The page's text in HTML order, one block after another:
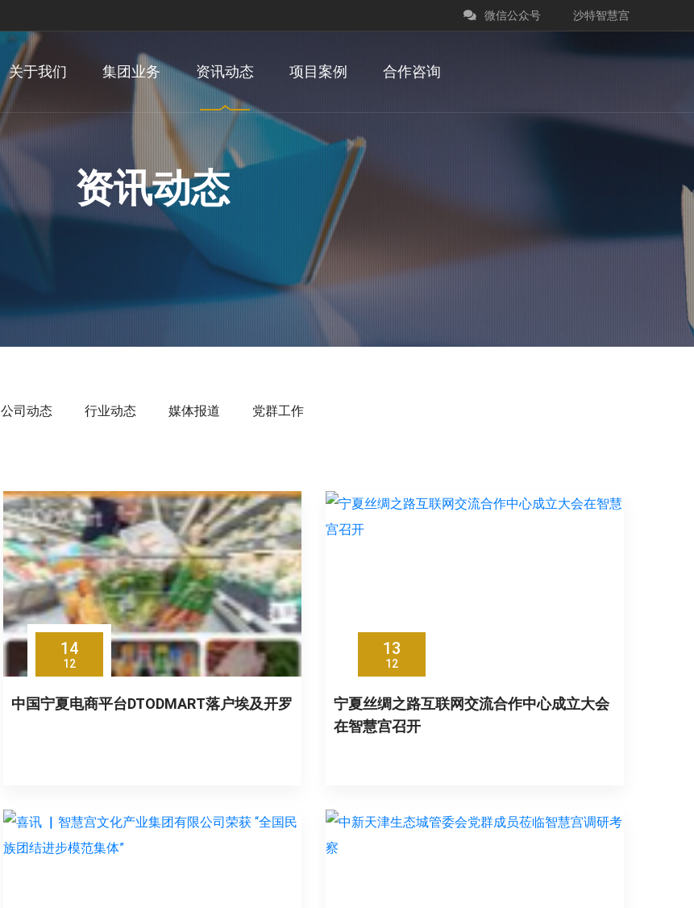
沙特智慧宫
微信公众号
关于我们 集团业务 资讯动态 项目案例 合作咨询
资讯动态
公司动态 行业动态 媒体报道 党群工作
14
12
中国宁夏电商平台DTODMART落户埃及开罗
13
12
宁夏丝绸之路互联网交流合作中心成立大会
在智慧宫召开